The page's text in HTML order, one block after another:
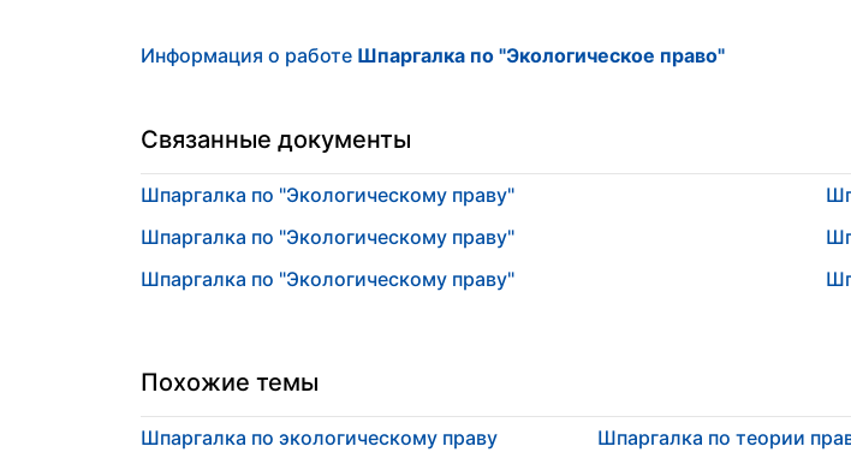
Информация о работе Шпаргалка по "Экологическое право"
Связанные документы
Шпаргалка по "Экологическому праву"
Шпаргалка по "Экологическому праву"
Шпаргалка по "Экологическому праву"
Похожие темы
Шпаргалка по экологическому праву Шпаргалка по теории